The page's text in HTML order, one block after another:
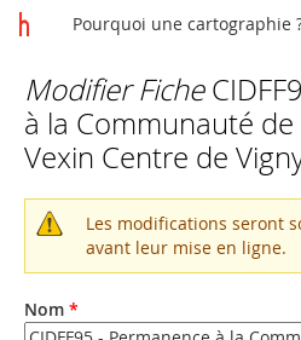
Vous
êtes
ici
Modifier Fiche
à la Communauté
Vexin Centre de
Message
d'avertissement
Les modifications seront
avant leur mise en ligne.
Nom *
Pourquoi une cartographie